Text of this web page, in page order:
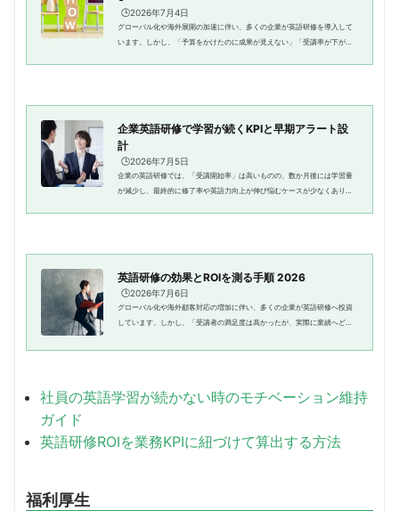
🕒️2026年7月4日
グローバル化や海外展開の加速に伴い、多くの企業が英語研修を導入して
います。しかし、「予算をかけたのに成果が見えない」「受講率が下がっ
企業英語研修で学習が続くKPIと早期アラート設
計
🕒️2026年7月5日
企業の英語研修では、「受講開始率」は高いものの、数か月後には学習量
が減少し、最終的に修了率や英語力向上が伸び悩むケースが少なくありま
英語研修の効果とROIを測る手順 2026
🕒️2026年7月6日
グローバル化や海外顧客対応の増加に伴い、多くの企業が英語研修へ投資
しています。しかし、「受講者の満足度は高かったが、実際に業績へどれ
ん。英語研修を経営施策として...
社員の英語学習が続かない時のモチベーション維持
ガイド
英語研修ROIを業務KPIに紐づけて算出する方法
福利厚生